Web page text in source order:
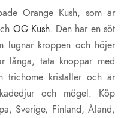
Orange Kush, som är
OG Kush. Den har en söt
lugnar kroppen och höjer
långa, täta knoppar med
trichome kristaller och är
och mögel. Köp
Sverige, Finland, Åland,